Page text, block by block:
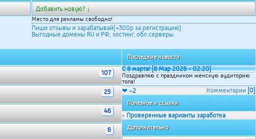
Добавить новую? ↓
Место для рекламы свободно!
Пиши отзывы и зарабатывай(+300р за регистрацию)
Выгодные домены RU и РФ, хостинг, обл.серверы
107
25
46
6
Последние новости
С 8 марта! [8 Мар 2026 - 02:20]
Поздравляю с праздником женскую аудиторию
топа!
Комментарии [0]
❤ +2
Полезное и ссылки
» Проверенные варианты заработка
Дополнительно